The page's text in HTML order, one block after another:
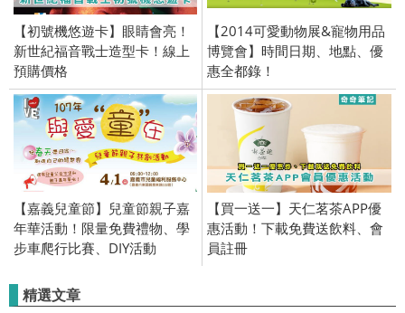
【初號機悠遊卡】眼睛會亮！
新世紀福音戰士造型卡！線上
預購價格
【2014可愛動物展&寵物用品
博覽會】時間日期、地點、優
惠全都錄！
【嘉義兒童節】兒童節親子嘉
年華活動！限量免費禮物、學
步車爬行比賽、DIY活動
【買一送一】天仁茗茶APP優
惠活動！下載免費送飲料、會
員註冊
精選文章